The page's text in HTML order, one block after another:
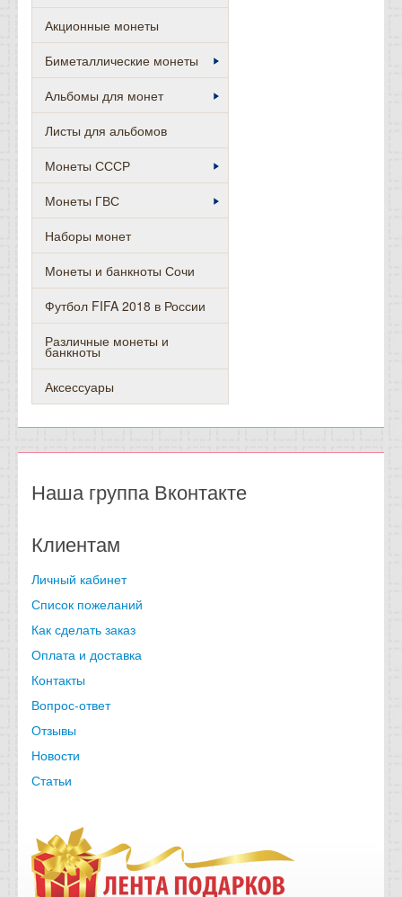
Акционные монеты
Биметаллические монеты
Альбомы для монет
Листы для альбомов
Монеты СССР
Монеты ГВС
Наборы монет
Монеты и банкноты Сочи
Футбол FIFA 2018 в России
Различные монеты и
банкноты
Аксессуары
Наша группа Вконтакте
Клиентам
Личный кабинет
Список пожеланий
Как сделать заказ
Оплата и доставка
Контакты
Вопрос-ответ
Отзывы
Новости
Статьи